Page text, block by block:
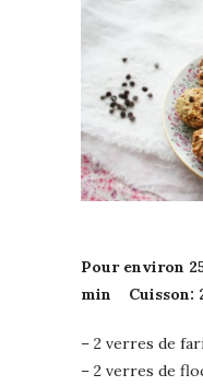
Pour environ
min Cuisson:
– 2 verres de
– 2 verres de